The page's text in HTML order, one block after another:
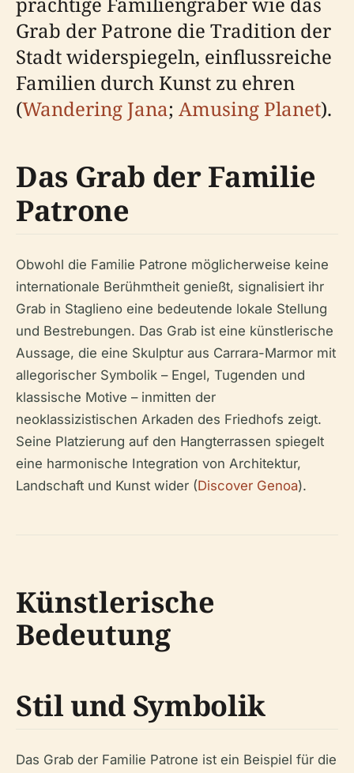
Grab der Patrone die Tradition der
Stadt widerspiegeln, einflussreiche
Familien durch Kunst zu ehren
(Wandering Jana; Amusing Planet).
Das Grab der Familie
Patrone
Obwohl die Familie Patrone möglicherweise keine
internationale Berühmtheit genießt, signalisiert ihr
Grab in Staglieno eine bedeutende lokale Stellung
und Bestrebungen. Das Grab ist eine künstlerische
Aussage, die eine Skulptur aus Carrara-Marmor mit
allegorischer Symbolik – Engel, Tugenden und
klassische Motive – inmitten der
neoklassizistischen Arkaden des Friedhofs zeigt.
Seine Platzierung auf den Hangterrassen spiegelt
eine harmonische Integration von Architektur,
Landschaft und Kunst wider (Discover Genoa).
Künstlerische
Bedeutung
Stil und Symbolik
Das Grab der Familie Patrone ist ein Beispiel für die